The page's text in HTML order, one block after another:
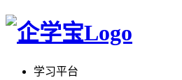
学习平台